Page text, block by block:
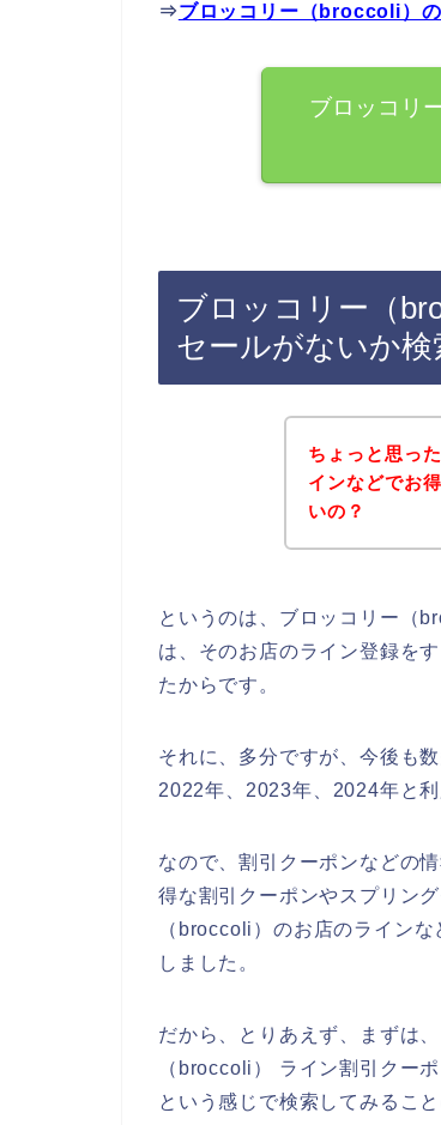
⇒ブロッコリー（broccoli）
ブロッコリ
ブロッコリー（
セールがないか検
ちょっと思っ
インなどでお
いの？
というのは、ブロッコリー（
は、そのお店のライン登録を
たからです。
それに、多分ですが、今後も
2022年、2023年、2024年と利
なので、割引クーポンなどの
得な割引クーポンやスプリン
（broccoli）のお店のライン
しました。
だから、とりあえず、まずは
（broccoli） ライン割引クー
という感じで検索してみること